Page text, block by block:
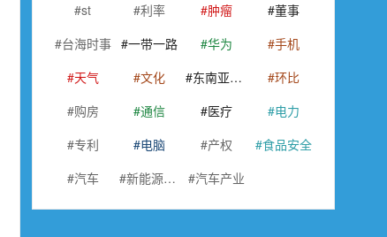
st
利率 肿瘤
董事
台海时事
一带一路 华为
手机
天气
文化 东南亚国家联盟
环比
购房
通信 医疗
电力
专利
电脑 产权
食品安全
汽车
新能源汽车 汽车产业